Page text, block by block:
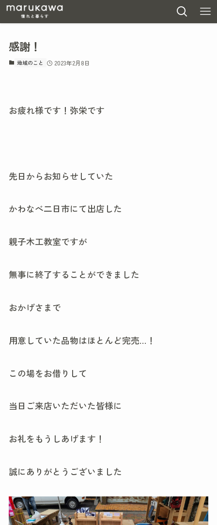
感謝！
地域のこと 2023年2月8日
お疲れ様です！弥栄です
先日からお知らせしていた
かわなべ二日市にて出店した
親子木工教室ですが
無事に終了することができました
おかげさまで
用意していた品物はほとんど完売…！
この場をお借りして
当日ご来店いただいた皆様に
お礼をもうしあげます！
誠にありがとうございました